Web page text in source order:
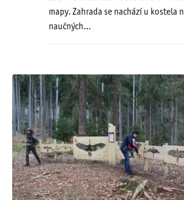
mapy. Zahrada se nachází u kostela
naučných...